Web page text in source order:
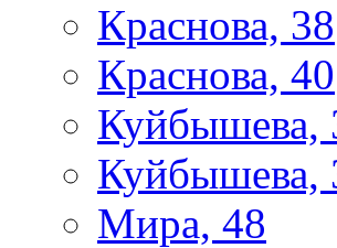
Краснова, 38
Краснова, 40
Куйбышева,
Куйбышева,
Мира, 48